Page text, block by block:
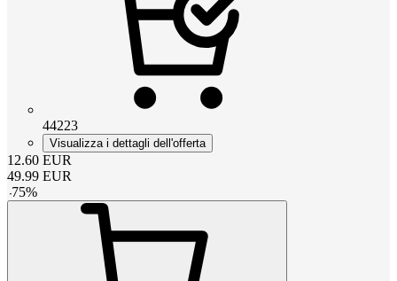
44223
Visualizza i dettagli dell'offerta
12.60 EUR
49.99 EUR
-75%